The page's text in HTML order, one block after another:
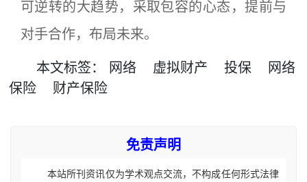
可逆转的大趋势，采取包容的心态，提前与
对手合作，布局未来。
本文标签： 网络 虚拟财产 投保
网络
保险
财产保险
免责声明
本站所刊资讯仅为学术观点交流，不构成任何形式法律